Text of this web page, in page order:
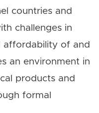
countries and
challenges in
affordability of and
an environment in
products and
formal